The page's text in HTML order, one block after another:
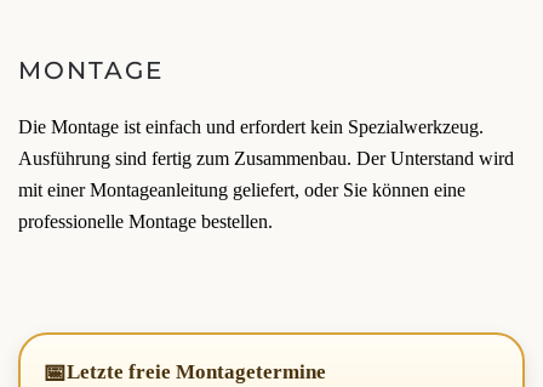
MONTAGE
Die Montage ist einfach und erfordert kein Spezialwerkzeug.
Ausführung sind fertig zum Zusammenbau. Der Unterstand wird
mit einer Montageanleitung geliefert, oder Sie können eine
professionelle Montage bestellen.
📅Letzte freie Montagetermine